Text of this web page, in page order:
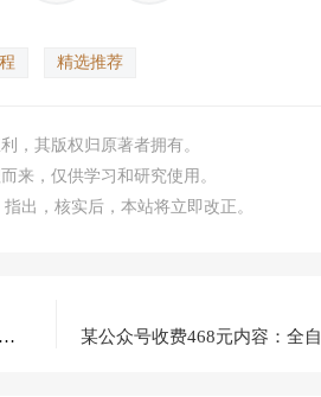
精选推荐
，其版权归原著者拥有。
来，仅供学习和研究使用。
出，核实后，本站将立即改正。
外卖订单量提升窍门？实行这3个外卖窍门，外卖订单会持续上升